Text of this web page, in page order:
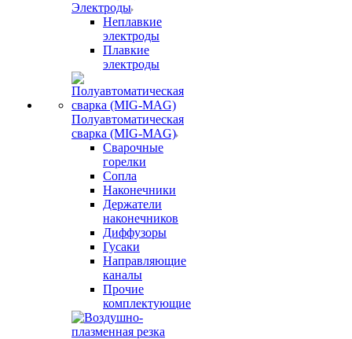
Электроды
Неплавкие
электроды
Плавкие
электроды
Полуавтоматическая
сварка (MIG-MAG)
Сварочные
горелки
Сопла
Наконечники
Держатели
наконечников
Диффузоры
Гусаки
Направляющие
каналы
Прочие
комплектующие